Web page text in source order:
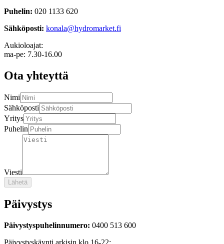
Puhelin: 020 1133 620
Sähköposti: konala@hydromarket.fi
Aukioloajat:
ma-pe: 7.30-16.00
Ota yhteyttä
Nimi
Sähköposti
Yritys
Puhelin
Viesti
Lähetä
Päivystys
Päivystyspuhelinnumero: 0400 513 600
Päivystyskäynti arkisin klo 16-22: